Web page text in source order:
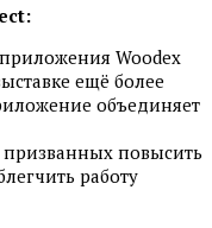
:
Woodex
ещё более
объединяет
повысить
работу